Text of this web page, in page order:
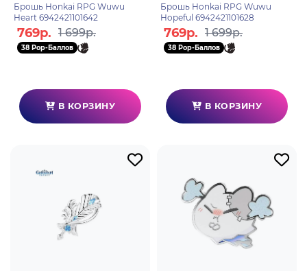
Брошь Honkai RPG Wuwu
Heart 6942421101642
769р. 1 699р.
38 Pop-Баллов
В КОРЗИНУ
Брошь Honkai RPG Wuwu
Hopeful 6942421101628
769р. 1 699р.
38 Pop-Баллов
В КОРЗИНУ